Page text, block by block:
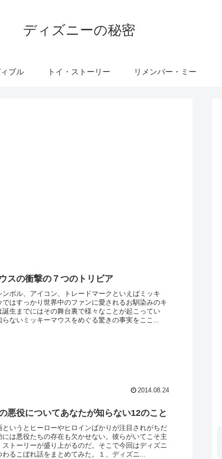
ディズニーの秘密
ブル トイ・ストーリー リメンバー・ミー
スの衝撃の７つのトリビア
ンボル、アイコン、トレードマークといえばミッキ
ではすっかり世界中のファンに愛されるお馴染みのキ
誕生までにはその舞台裏で様々なことが起こってい
ないミッキーマウスをめぐる驚きの事実をここ...
2014.08.24
悪役についてあなたが知らない12のこと
というとヒーローやヒロインばかりが注目されがちだ
には悪役たちの存在も欠かせない。彼らがいてこそ主
ストーリーが盛り上がるのだ。そこで今回はディズニ
るこぼれ話をまとめてみた。１、ディズニ...